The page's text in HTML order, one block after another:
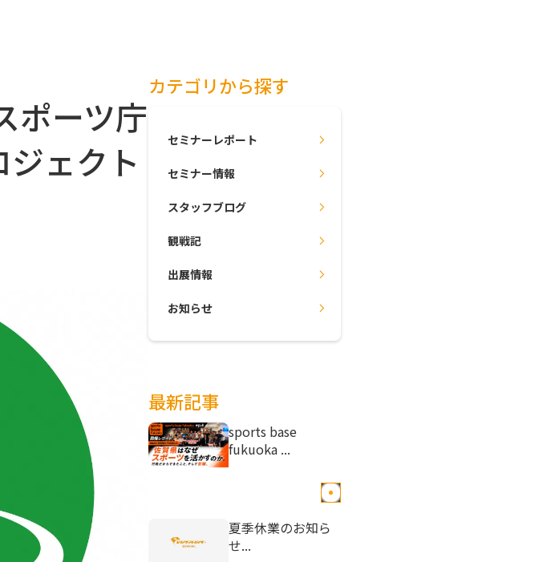
ポーツ庁
ェクト
カテゴリから探す
セミナーレポート
セミナー情報
スタッフブログ
観戦記
出展情報
お知らせ
最新記事
sports base
fukuoka ...
夏季休業のお知ら
せ...